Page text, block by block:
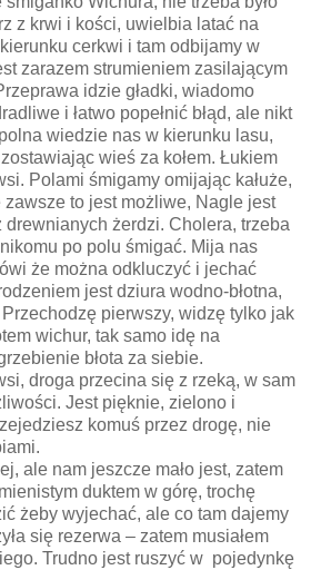
z krwi i kości, uwielbia latać na
cerkwi i tam odbijamy w
zarazem strumieniem zasilającym
idzie gładki, wiadomo
i łatwo popełnić błąd, ale nikt
wiedzie nas w kierunku lasu,
wieś za kołem. Łukiem
Polami śmigamy omijając kałuże,
zawsze to jest możliwe, Nagle jest
drewnianych żerdzi. Cholera, trzeba
po polu śmigać. Mija nas
że można odkluczyć i jechać
jest dziura wodno-błotna,
pierwszy, widzę tylko jak
wichur, tak samo idę na
błota za siebie.
droga przecina się z rzeką, w sam
Jest pięknie, zielono i
komuś przez drogę, nie
ale nam jeszcze mało jest, zatem
duktem w górę, trochę
żeby wyjechać, ale co tam dajemy
się rezerwa – zatem musiałem
Trudno jest ruszyć w pojedynkę